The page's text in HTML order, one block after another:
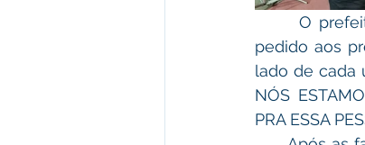
pedido aos
lado de cada
NÓS
PRA ESSA